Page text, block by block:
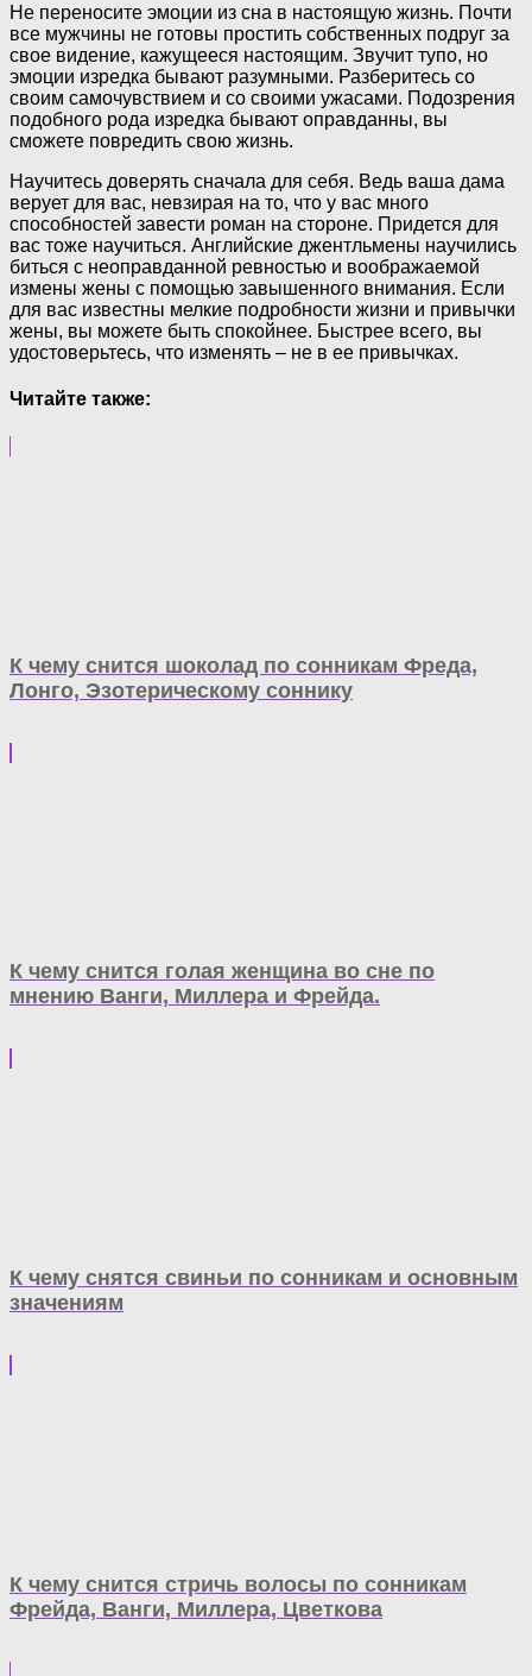
Не переносите эмоции из сна в настоящую жизнь. Почти
все мужчины не готовы простить собственных подруг за
свое видение, кажущееся настоящим. Звучит тупо, но
эмоции изредка бывают разумными. Разберитесь со
своим самочувствием и со своими ужасами. Подозрения
подобного рода изредка бывают оправданны, вы
сможете повредить свою жизнь.
Научитесь доверять сначала для себя. Ведь ваша дама
верует для вас, невзирая на то, что у вас много
способностей завести роман на стороне. Придется для
вас тоже научиться. Английские джентльмены научились
биться с неоправданной ревностью и воображаемой
измены жены с помощью завышенного внимания. Если
для вас известны мелкие подробности жизни и привычки
жены, вы можете быть спокойнее. Быстрее всего, вы
удостоверьтесь, что изменять – не в ее привычках.
Читайте также:
К чему снится шоколад по сонникам Фреда,
Лонго, Эзотерическому соннику
К чему снится голая женщина во сне по
мнению Ванги, Миллера и Фрейда.
К чему снятся свиньи по сонникам и основным
значениям
К чему снится стричь волосы по сонникам
Фрейда, Ванги, Миллера, Цветкова